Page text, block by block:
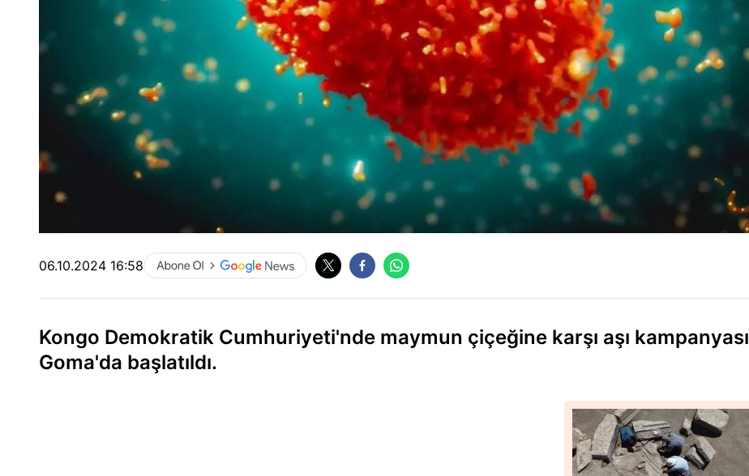
06.10.2024 16:58
Kongo Demokratik Cumhuriyeti'nde maymun çiçeğine karşı aşı kampanyası
Goma'da başlatıldı.